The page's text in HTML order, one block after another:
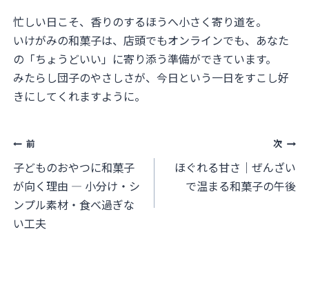
忙しい日こそ、香りのするほうへ小さく寄り道を。
いけがみの和菓子は、店頭でもオンラインでも、あなた
の「ちょうどいい」に寄り添う準備ができています。
みたらし団子のやさしさが、今日という一日をすこし好
きにしてくれますように。
投
稿
ナ
ビ
前
子どものおやつに和菓子
が向く理由 ― 小分け・シ
ンプル素材・食べ過ぎな
い工夫
次
ほぐれる甘さ｜ぜんざい
で温まる和菓子の午後